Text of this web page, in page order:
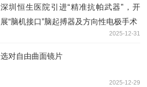
深圳恒生医院引进“精准抗帕武器”，开
展“脑机接口”脑起搏器及方向性电极手术
2025-12-31
选对自由曲面镜片
2025-12-29